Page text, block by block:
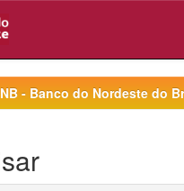
- Banco do Nordeste do